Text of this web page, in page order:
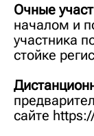
Очные
началом и
участника
стойке
сайте